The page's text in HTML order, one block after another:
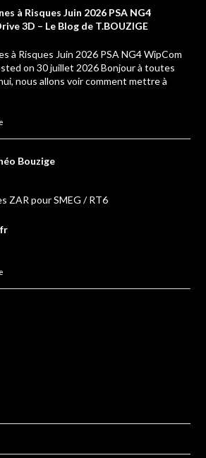
à Risques Juin 2026 PSA NG4
3D – Le Blog de T.BOUZIGE
à Risques Juin 2026 PSA NG4 WipCom
on 30 juillet 2026 Bonjour à toutes
nous allons voir comment mettre à
Bouzige
ZAR pour SMEG / RT6